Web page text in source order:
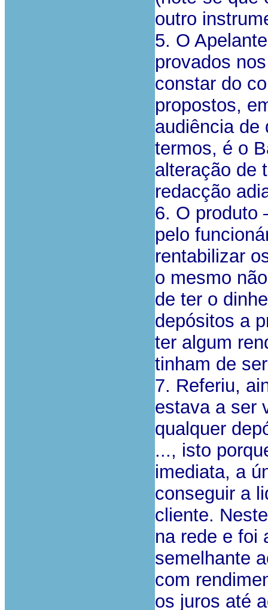
outro
5. O
provados
constar do
propostos,
audiência de
termos, é o
alteração de
redacção
6. O produto
pelo
rentabilizar
o mesmo
de ter o
depósitos a
ter algum
tinham de
7. Referiu,
estava a ser
qualquer
..., isto
imediata, a
conseguir a
cliente.
na rede e foi
semelhante
com
os juros até